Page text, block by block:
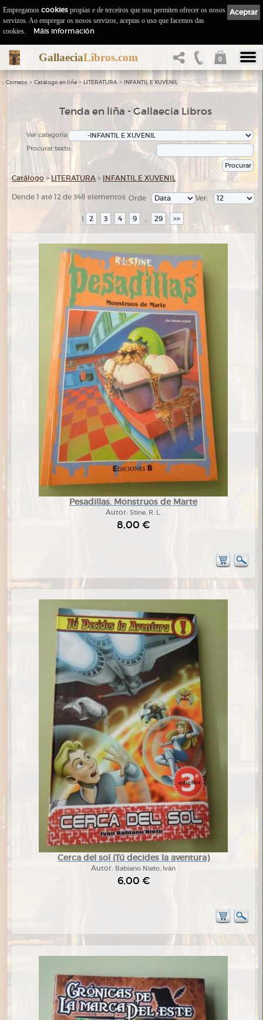
GallaeciaLibros.com 0
:: Comezo > Catálogo en liña > LITERATURA > INFANTIL E XUVENIL
Tenda en liña - Gallaecia Libros
Ver categoría:
Procurar texto:
Catálogo >LITERATURA > INFANTIL E XUVENIL
Dende 1 até 12 de 348 elementos Ver:
Orde
1 2 3 4 9 ... 29 >>
Pesadillas. Monstruos de Marte
Autor: Stine, R. L.
8,00 €
Cerca del sol (Tú decides la aventura)
Autor: Babiano Nieto, Iván
6,00 €
Aceptar
Empregamos cookies propias e de terceiros que nos permiten ofrecer os nosos
servizos. Ao empregar os nosos servizos, aceptas o uso que facemos das
cookies.
Máis información